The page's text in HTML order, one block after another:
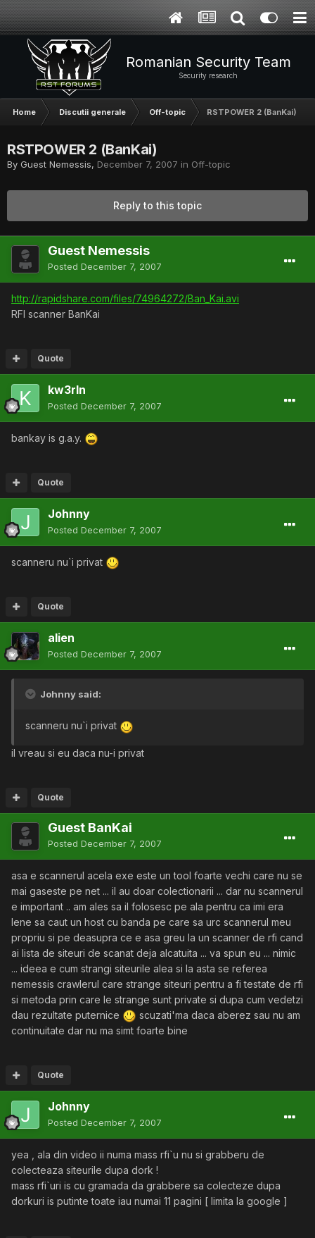
Romanian Security Team
Security research
Home Discutii generale Off-topic RSTPOWER 2 (BanKai)
RSTPOWER 2 (BanKai)
By Guest Nemessis, December 7, 2007 in Off-topic
Reply to this topic
Guest Nemessis
Posted December 7, 2007
http://rapidshare.com/files/74964272/Ban_Kai.avi
RFI scanner BanKai
Quote
kw3rln
Posted December 7, 2007
bankay is g.a.y.
Quote
Johnny
Posted December 7, 2007
scanneru nu`i privat
Quote
alien
Posted December 7, 2007
Johnny said:
scanneru nu`i privat
il vreau si eu daca nu-i privat
Quote
Guest BanKai
Posted December 7, 2007
asa e scannerul acela exe este un tool foarte vechi care nu se
mai gaseste pe net ... il au doar colectionarii ... dar nu scannerul
e important .. am ales sa il folosesc pe ala pentru ca imi era
lene sa caut un host cu banda pe care sa urc scannerul meu
propriu si pe deasupra ce e asa greu la un scanner de rfi cand
ai lista de siteuri de scanat deja alcatuita ... va spun eu ... nimic
... ideea e cum strangi siteurile alea si la asta se referea
nemessis crawlerul care strange siteuri pentru a fi testate de rfi
si metoda prin care le strange sunt private si dupa cum vedetzi
dau rezultate puternice
scuzati'ma daca aberez sau nu am
continuitate dar nu ma simt foarte bine
Quote
Johnny
Posted December 7, 2007
yea , ala din video ii numa mass rfi`u nu si grabberu de
colecteaza siteurile dupa dork !
mass rfi`uri is cu gramada da grabbere sa colecteze dupa
dorkuri is putinte toate iau numai 11 pagini [ limita la google ]